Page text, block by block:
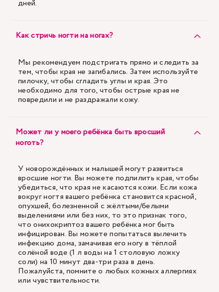
дней.
Как стричь ногти на ногах?
Мы рекомендуем подстригать прямо и следить за
тем, чтобы края не загибались. Затем используйте
пилочку, чтобы сгладить углы и края. Это
необходимо для того, чтобы острые края не
повредили и не раздражали кожу.
Может ли у моего ребёнка быть вросший
ноготь?
У новорождённых и малышей могут развиться
вросшие ногти. Вы можете подпилить края, чтобы
убедиться, что края не касаются кожи. Если кожа
вокруг ногтя вашего ребёнка становится красной,
опухшей, болезненной с жёлтыми/белыми
выделениями или без них, то это признак того,
что онихокриптоз вашего ребёнка мог быть
инфицирован. Вы можете попытаться вылечить
инфекцию дома, замачивая его ногу в тёплой
солёной воде (1 л воды на 1 столовую ложку
соли) на 10 минут два-три раза в день.
Пожалуйста, помните о любых кожных аллергиях
или чувствительности.